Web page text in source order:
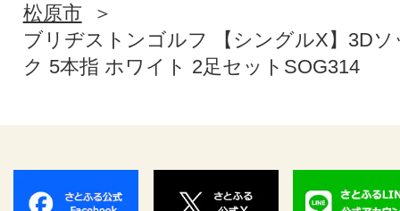
松原市
ブリヂストンゴルフ 【シングルX】3D
ク 5本指 ホワイト 2足セットSOG314